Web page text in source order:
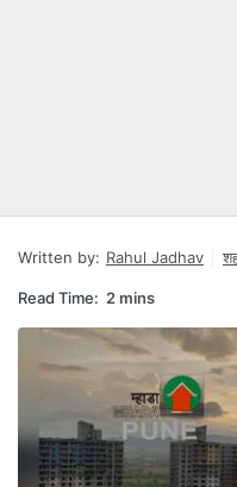
Written by: Rahul Jadhav
Read Time: 2 mins